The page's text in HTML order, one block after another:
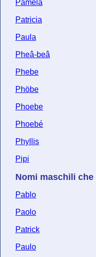
Pamela
Patricia
Paula
Pheâ-beâ
Phebe
Phöbe
Phoebe
Phoebé
Phyllis
Pipi
Nomi maschili
Pablo
Paolo
Patrick
Paulo